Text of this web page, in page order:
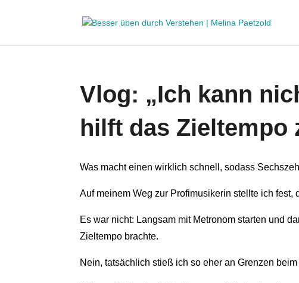
Vlog: „Ich kann
hilft das Zieltempo
Was macht einen wirklich schnell, sodass
Auf meinem Weg zur Profimusikerin stellte ich
Es war nicht: Langsam mit Metronom starten und
Zieltempo brachte.
Nein, tatsächlich stieß ich so eher an Grenzen